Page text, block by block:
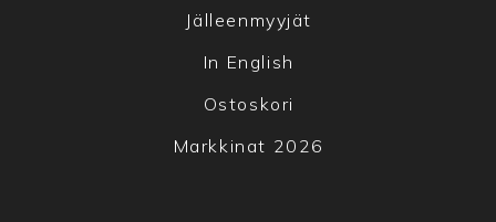
Jälleenmyyjät
In English
Ostoskori
Markkinat 2026